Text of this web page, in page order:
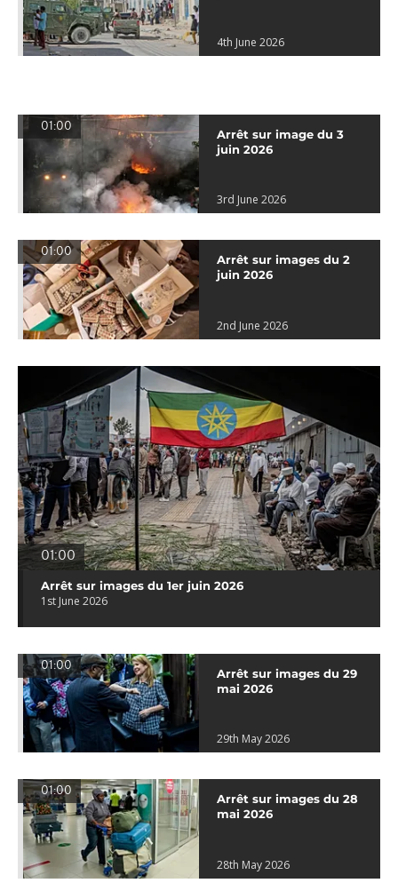
4th June 2026
01:00
Arrêt sur image du 3
juin 2026
3rd June 2026
01:00
Arrêt sur images du 2
juin 2026
2nd June 2026
01:00
Arrêt sur images du 1er juin 2026
1st June 2026
01:00
Arrêt sur images du 29
mai 2026
29th May 2026
01:00
Arrêt sur images du 28
mai 2026
28th May 2026